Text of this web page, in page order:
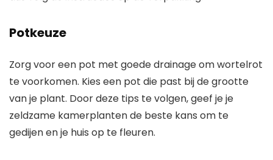
Potkeuze
Zorg voor een pot met goede drainage om wortelrot
te voorkomen. Kies een pot die past bij de grootte
van je plant. Door deze tips te volgen, geef je je
zeldzame kamerplanten de beste kans om te
gedijen en je huis op te fleuren.